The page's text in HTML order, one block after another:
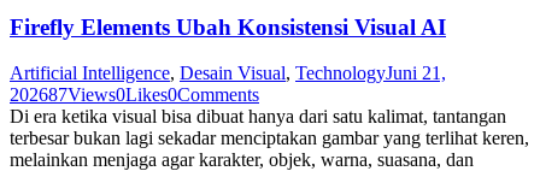
Firefly Elements Ubah Konsistensi Visual AI
Artificial Intelligence, Desain Visual, TechnologyJuni 21,
202687Views0Likes0Comments
Di era ketika visual bisa dibuat hanya dari satu kalimat, tantangan
terbesar bukan lagi sekadar menciptakan gambar yang terlihat keren,
melainkan menjaga agar karakter, objek, warna, suasana, dan